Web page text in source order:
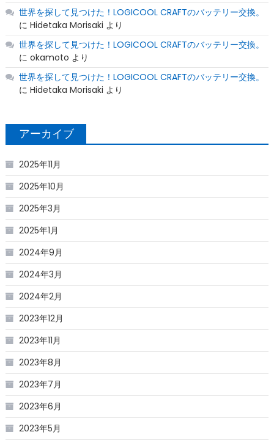
世界を探して見つけた！LOGICOOL CRAFTのバッテリー交換。
に Hidetaka Morisaki より
世界を探して見つけた！LOGICOOL CRAFTのバッテリー交換。
に okamoto より
世界を探して見つけた！LOGICOOL CRAFTのバッテリー交換。
に Hidetaka Morisaki より
アーカイブ
2025年11月
2025年10月
2025年3月
2025年1月
2024年9月
2024年3月
2024年2月
2023年12月
2023年11月
2023年8月
2023年7月
2023年6月
2023年5月